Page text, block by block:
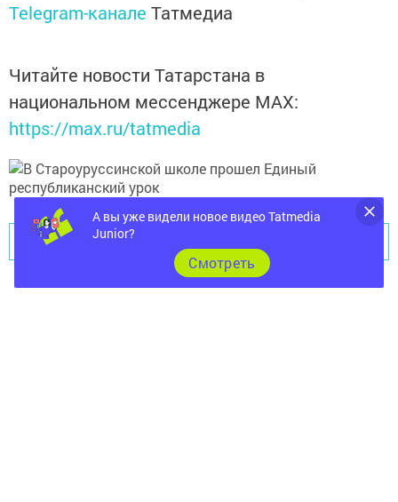
Telegram-канале Татмедиа
Читайте новости Татарстана в
национальном мессенджере MАХ:
https://max.ru/tatmedia
Перейти на страницу новости
А вы уже видели новое видео Tatmedia
Junior?
Cмотреть